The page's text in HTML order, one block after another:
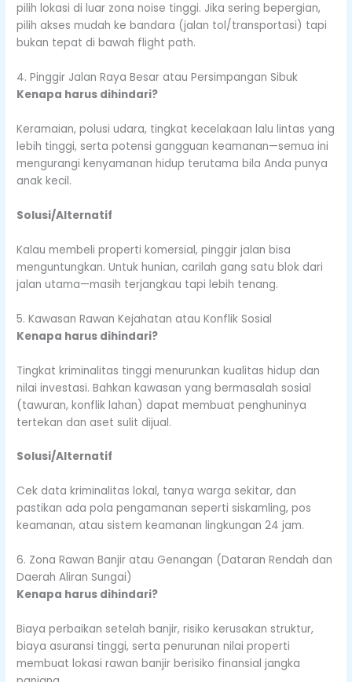
pilih lokasi di luar zona noise tinggi. Jika sering bepergian,
pilih akses mudah ke bandara (jalan tol/transportasi) tapi
bukan tepat di bawah flight path.
4. Pinggir Jalan Raya Besar atau Persimpangan Sibuk
Kenapa harus dihindari?
Keramaian, polusi udara, tingkat kecelakaan lalu lintas yang
lebih tinggi, serta potensi gangguan keamanan—semua ini
mengurangi kenyamanan hidup terutama bila Anda punya
anak kecil.
Solusi/Alternatif
Kalau membeli properti komersial, pinggir jalan bisa
menguntungkan. Untuk hunian, carilah gang satu blok dari
jalan utama—masih terjangkau tapi lebih tenang.
5. Kawasan Rawan Kejahatan atau Konflik Sosial
Kenapa harus dihindari?
Tingkat kriminalitas tinggi menurunkan kualitas hidup dan
nilai investasi. Bahkan kawasan yang bermasalah sosial
(tawuran, konflik lahan) dapat membuat penghuninya
tertekan dan aset sulit dijual.
Solusi/Alternatif
Cek data kriminalitas lokal, tanya warga sekitar, dan
pastikan ada pola pengamanan seperti siskamling, pos
keamanan, atau sistem keamanan lingkungan 24 jam.
6. Zona Rawan Banjir atau Genangan (Dataran Rendah dan
Daerah Aliran Sungai)
Kenapa harus dihindari?
Biaya perbaikan setelah banjir, risiko kerusakan struktur,
biaya asuransi tinggi, serta penurunan nilai properti
membuat lokasi rawan banjir berisiko finansial jangka